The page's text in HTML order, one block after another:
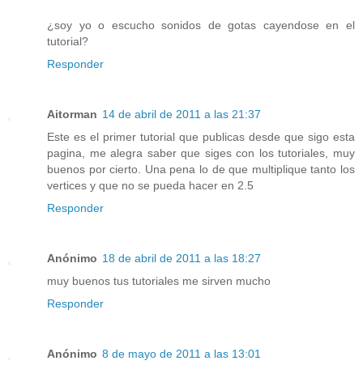
¿soy yo o escucho sonidos de gotas cayendose en el
tutorial?
Responder
Aitorman 14 de abril de 2011 a las 21:37
Este es el primer tutorial que publicas desde que sigo esta
pagina, me alegra saber que siges con los tutoriales, muy
buenos por cierto. Una pena lo de que multiplique tanto los
vertices y que no se pueda hacer en 2.5
Responder
Anónimo 18 de abril de 2011 a las 18:27
muy buenos tus tutoriales me sirven mucho
Responder
Anónimo 8 de mayo de 2011 a las 13:01